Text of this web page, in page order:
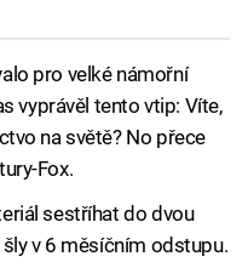
pro velké námořní
vyprávěl tento vtip: Víte,
na světě? No přece
Fox.
sestříhat do dvou
v 6 měsíčním odstupu.